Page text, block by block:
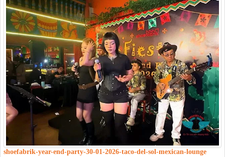
shoefabrik-year-end-party-30-01-2026-taco-del-sol-mexican-lounge